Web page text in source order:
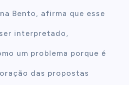
Bento, afirma que esse
interpretado,
um problema porque é
das propostas